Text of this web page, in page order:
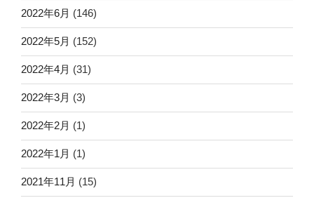
2022年6月 (146)
2022年5月 (152)
2022年4月 (31)
2022年3月 (3)
2022年2月 (1)
2022年1月 (1)
2021年11月 (15)